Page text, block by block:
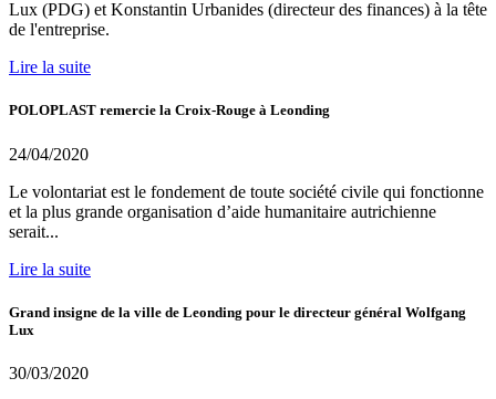
Lux (PDG) et Konstantin Urbanides (directeur des finances) à la tête
de l'entreprise.
Lire la suite
POLOPLAST remercie la Croix-Rouge à Leonding
24/04/2020
Le volontariat est le fondement de toute société civile qui fonctionne
et la plus grande organisation d’aide humanitaire autrichienne
serait...
Lire la suite
Grand insigne de la ville de Leonding pour le directeur général Wolfgang
Lux
30/03/2020